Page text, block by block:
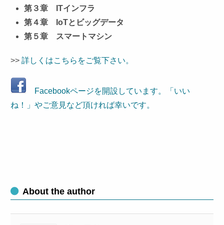
第３章 ITインフラ
第４章 IoTとビッグデータ
第５章 スマートマシン
>>詳しくはこちらをご覧下さい。
Facebookページを開設しています。「いい
ね！」やご意見など頂ければ幸いです。
About the author